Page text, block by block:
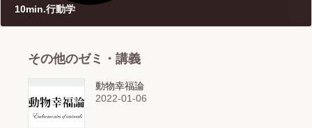
10min.行動学
その他のゼミ・講義
動物幸福論
2022-01-06